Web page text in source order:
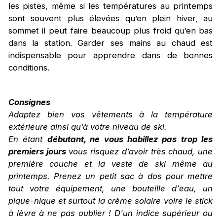
les pistes, même si les températures au printemps
sont souvent plus élevées qu’en plein hiver, au
sommet il peut faire beaucoup plus froid qu’en bas
dans la station. Garder ses mains au chaud est
indispensable pour apprendre dans de bonnes
conditions.
Consignes
Adaptez bien vos vêtements à la température
extérieure ainsi qu’à votre niveau de ski.
En étant débutant, ne vous habillez pas trop les
premiers joursvous risquez d’avoir très chaud, une
première couche et la veste de ski même au
printemps. Prenez un petit sac à dos pour mettre
tout votre équipement, une bouteille d'eau, un
pique-nique et surtout la crème solaire voire le stick
à lèvre à ne pas oublier ! D'un indice supérieur ou